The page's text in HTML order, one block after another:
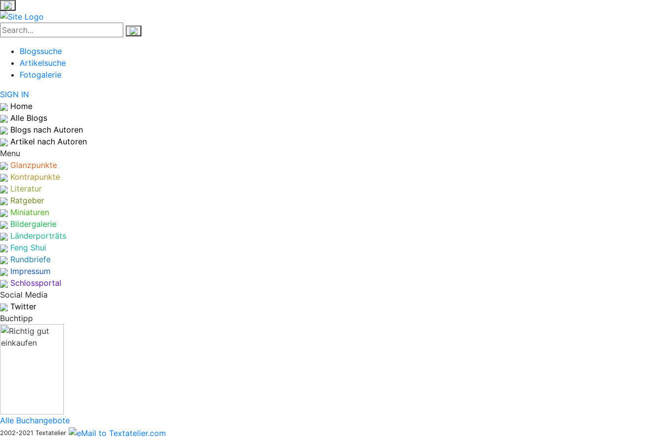
Blogssuche
Artikelsuche
Fotogalerie
SIGN IN
Home
Alle Blogs
Blogs nach Autoren
Artikel nach Autoren
Menu
Glanzpunkte
Kontrapunkte
Literatur
Ratgeber
Miniaturen
Bildergalerie
Länderporträts
Feng Shui
Rundbriefe
Impressum
Schlossportal
Social Media
Twitter
Buchtipp
Alle Buchangebote
2002-2021 Textatelier